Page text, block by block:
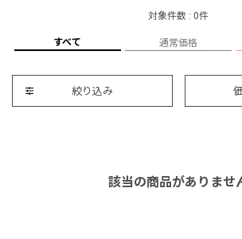
対象件数 : 0件
すべて 通常価格
絞り込み
該当の商品がありませ